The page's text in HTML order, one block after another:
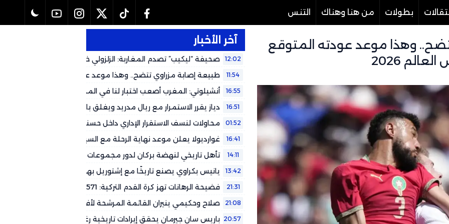
بطولات من هنا وهناك التنس
وهذا موعد عودته المتوقع
2026
آخر الأخبار
12:02
صحيفة “ليكيب” تصدم المغاربة: الزلزولي خارج كأس العالم رسمياً
لهذا التوقيت
11:54 طبيعة إصابة مزراوي تتضح.. وهذا موعد عودته المتوقع لكأس العالم
16:55 أنشيلوتي: المغرب أصعب اختبار لنا في المجموعة وشباكه حصينة
16:51 دياز يقرر الاستمرار مع ريال مدريد ويغلق باب العودة إلى الكالتشيو
01:52
محاولات لنسف الاستقرار الإداري داخل حسنية أكادير.. جهات سياسية
وتستعمل بعض الجماهير لتصفية الحسابات
16:41 غوارديولا يعلن موعد نهاية الرحلة مع السيتي
14:11
تأهل تاريخي لنهضة بركان لدور مجموعات الأبطال الأفريقي على
طرابلس
13:42 يانيس بكراوي يصنع تاريخًا مع إشتوريل بهاتريك في شباك ريو آفي
21:31 فضيحة الرهانات تهز كرة القدم التركية: 571 حكماً تحت التحقيق
21:08 صلاح وحكيمي ينيران القائمة المرشحة لأفضل فريق في العالم
20:57 باريس سان جيرمان يحقق إيرادات تاريخية رغم التحديات المالية